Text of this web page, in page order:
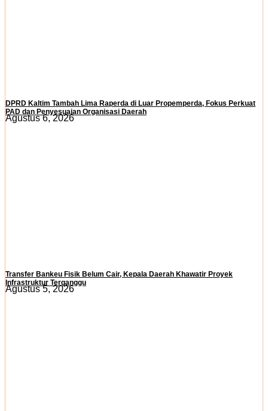
DPRD Kaltim Tambah Lima Raperda di Luar Propemperda, Fokus Perkuat
PAD dan Penyesuaian Organisasi Daerah
Agustus 6, 2026
Transfer Bankeu Fisik Belum Cair, Kepala Daerah Khawatir Proyek
Infrastruktur Terganggu
Agustus 5, 2026